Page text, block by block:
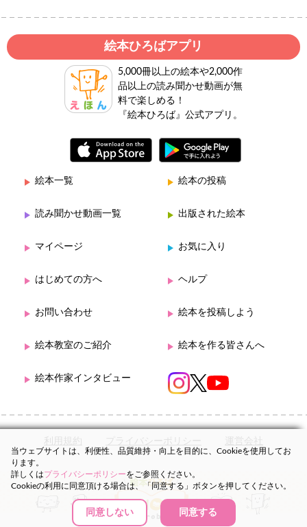
絵本ひろばアプリ
5,000冊以上の絵本や2,000作
品以上の読み聞かせ動画が無
料で楽しめる！
『絵本ひろば』公式アプリ。
絵本一覧 絵本の投稿
読み聞かせ動画一覧 出版された絵本
マイページ お気に入り
はじめての方へ ヘルプ
お問い合わせ 絵本を投稿しよう
絵本教室のご紹介 絵本を作る皆さんへ
絵本作家インタビュー
利用規約 プライバシーポリシー 運営会社
当ウェブサイトは、利便性、品質維持・向上を目的に、Cookieを使用してお
ります。
詳しくはプライバシーポリシーをご参照ください。
Cookieの利用に同意頂ける場合は、「同意する」ボタンを押してください。
同意しない 同意する